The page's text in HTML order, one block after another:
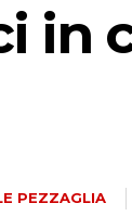
in
PEZZAGLIA